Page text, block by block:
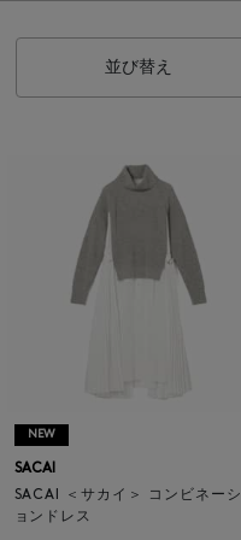
並び替え
NEW
SACAI
SACAI ＜サカイ＞ コンビネーシ
ョンドレス